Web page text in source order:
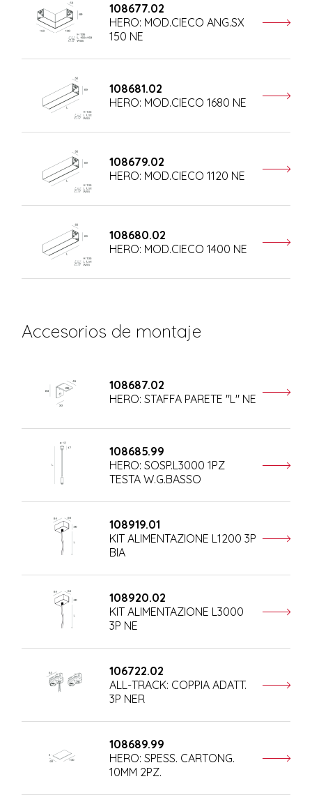
108677.02
HERO: MOD.CIECO ANG.SX
150 NE
108681.02
HERO: MOD.CIECO 1680 NE
108679.02
HERO: MOD.CIECO 1120 NE
108680.02
HERO: MOD.CIECO 1400 NE
Accesorios de montaje
108687.02
HERO: STAFFA PARETE "L" NE
108685.99
HERO: SOSP.L3000 1PZ
TESTA W.G.BASSO
108919.01
KIT ALIMENTAZIONE L1200 3P
BIA
108920.02
KIT ALIMENTAZIONE L3000
3P NE
106722.02
ALL-TRACK: COPPIA ADATT.
3P NER
108689.99
HERO: SPESS. CARTONG.
10MM 2PZ.